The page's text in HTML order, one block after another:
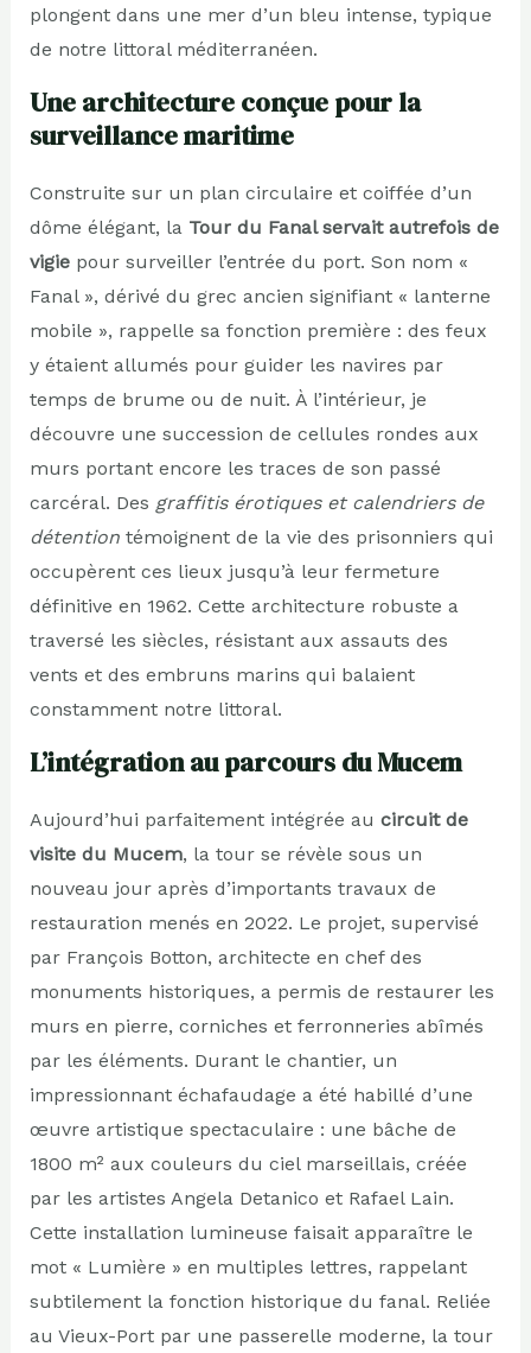
plongent dans une mer d’un bleu intense, typique
de notre littoral méditerranéen.
Une architecture conçue pour la
surveillance maritime
Construite sur un plan circulaire et coiffée d’un
dôme élégant, la Tour du Fanal servait autrefois de
vigiepour surveiller l’entrée du port. Son nom «
Fanal », dérivé du grec ancien signifiant « lanterne
mobile », rappelle sa fonction première : des feux
y étaient allumés pour guider les navires par
temps de brume ou de nuit. À l’intérieur, je
découvre une succession de cellules rondes aux
murs portant encore les traces de son passé
carcéral. Des graffitis érotiques et calendriers de
détentiontémoignent de la vie des prisonniers qui
occupèrent ces lieux jusqu’à leur fermeture
définitive en 1962. Cette architecture robuste a
traversé les siècles, résistant aux assauts des
vents et des embruns marins qui balaient
constamment notre littoral.
L’intégration au parcours du Mucem
Aujourd’hui parfaitement intégrée au circuit de
visite du Mucem, la tour se révèle sous un
nouveau jour après d’importants travaux de
restauration menés en 2022. Le projet, supervisé
par François Botton, architecte en chef des
monuments historiques, a permis de restaurer les
murs en pierre, corniches et ferronneries abîmés
par les éléments. Durant le chantier, un
impressionnant échafaudage a été habillé d’une
œuvre artistique spectaculaire : une bâche de
1800 m² aux couleurs du ciel marseillais, créée
par les artistes Angela Detanico et Rafael Lain.
Cette installation lumineuse faisait apparaître le
mot « Lumière » en multiples lettres, rappelant
subtilement la fonction historique du fanal. Reliée
au Vieux-Port par une passerelle moderne, la tour